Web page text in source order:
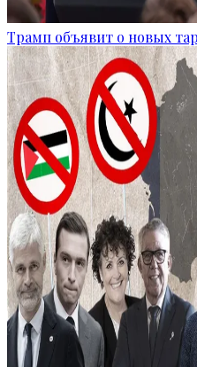
Трамп объявит о новых